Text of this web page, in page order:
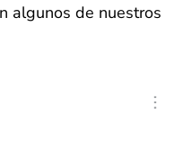
algunos de nuestros